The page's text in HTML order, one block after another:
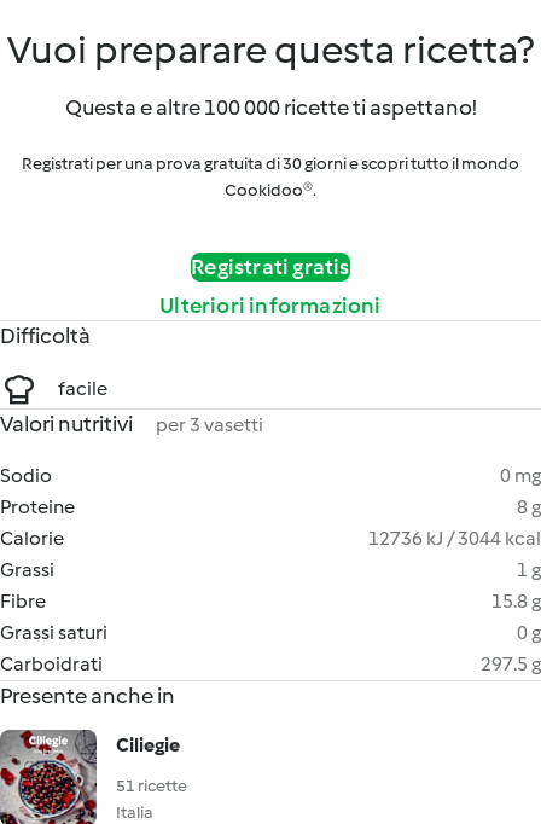
Vuoi preparare questa ricetta?
Questa e altre 100 000 ricette ti aspettano!
Registrati per una prova gratuita di 30 giorni e scopri tutto il mondo
Cookidoo®.
Registrati gratis
Ulteriori informazioni
Difficoltà
facile
Valori nutritivi per 3 vasetti
Sodio
0 mg
Proteine
8 g
Calorie
12736 kJ / 3044 kcal
Grassi
1 g
Fibre
15.8 g
Grassi saturi
0 g
Carboidrati
297.5 g
Presente anche in
Ciliegie
51 ricette
Italia